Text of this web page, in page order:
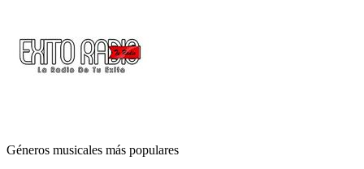
Géneros musicales más populares